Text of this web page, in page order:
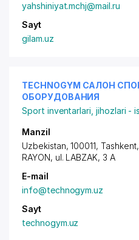
yahshiniyat.mchj@mail.ru
Sayt
gilam.uz
TECHNOGYM САЛОН
ОБОРУДОВАНИЯ
Sport inventarlari, jihozlari -
Manzil
Uzbekistan, 100011, Tashkent,
RAYON, ul. LABZAK, 3 A
E-mail
info@technogym.uz
Sayt
technogym.uz